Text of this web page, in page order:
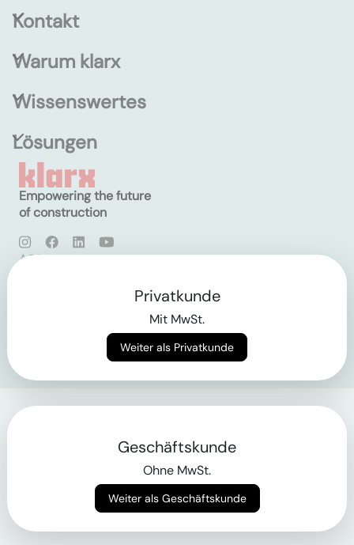
Kontakt
Warum klarx
Wissenswertes
Lösungen
Empowering the future
of construction
AGB
Privatkunde
Mit MwSt.
Weiter als Privatkunde
Geschäftskunde
Ohne MwSt.
Weiter als Geschäftskunde